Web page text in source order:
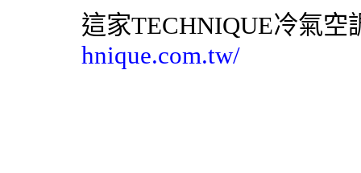
這家TECHNIQUE冷氣空
hnique.com.tw/